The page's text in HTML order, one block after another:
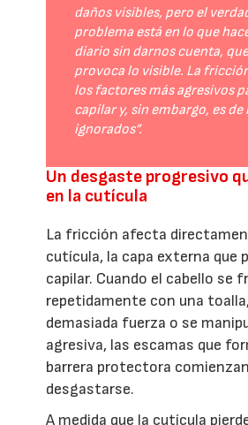
daños visibles, pero el
problema está en lo que
diario sin darnos cuenta,
provoca lo visible. La
los factores más agresivos
capilar y, sin embargo, es de
ignorados”.
Un desgaste progresivo
en la cutícula
La fricción afecta
cutícula, la capa externa que
capilar. Cuando el cabello se
repetidamente con una
demasiada fuerza o se
agresiva, las escamas que
barrera protectora
desgastarse.
A medida que la cutícula